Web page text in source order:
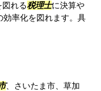
れる税理士に決算や
効率化を図れます。具
、さいたま市、草加